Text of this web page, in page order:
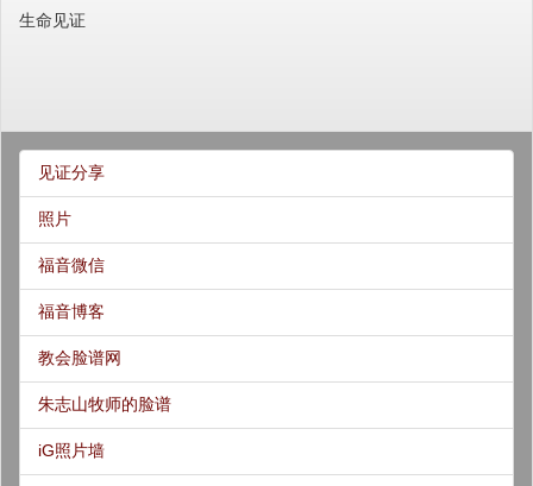
生命见证
见证分享
照片
福音微信
福音博客
教会脸谱网
朱志山牧师的脸谱
iG照片墙